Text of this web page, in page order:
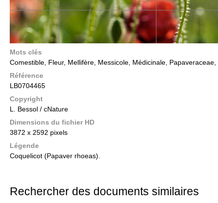
Mots clés
Comestible, Fleur, Mellifère, Messicole, Médicinale,
Référence
LB0704465
Copyright
L. Bessol / cNature
Dimensions du fichier HD
3872 x 2592 pixels
Légende
Coquelicot (Papaver rhoeas).
Rechercher des documents similaires